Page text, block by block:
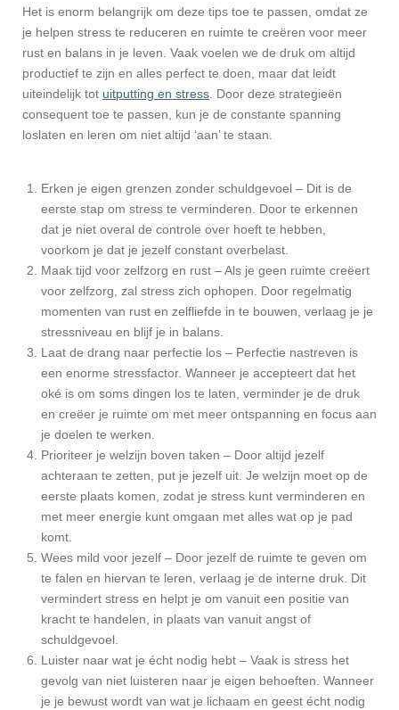
Het is enorm belangrijk om deze tips toe te passen, omdat ze
je helpen stress te reduceren en ruimte te creëren voor meer
rust en balans in je leven. Vaak voelen we de druk om altijd
productief te zijn en alles perfect te doen, maar dat leidt
uiteindelijk tot uitputting en stress . Door deze strategieën
consequent toe te passen, kun je de constante spanning
loslaten en leren om niet altijd ‘aan’ te staan.
Erken je eigen grenzen zonder schuldgevoel – Dit is de
eerste stap om stress te verminderen. Door te erkennen
dat je niet overal de controle over hoeft te hebben,
voorkom je dat je jezelf constant overbelast.
Maak tijd voor zelfzorg en rust – Als je geen ruimte creëert
voor zelfzorg, zal stress zich ophopen. Door regelmatig
momenten van rust en zelfliefde in te bouwen, verlaag je je
stressniveau en blijf je in balans.
Laat de drang naar perfectie los – Perfectie nastreven is
een enorme stressfactor. Wanneer je accepteert dat het
oké is om soms dingen los te laten, verminder je de druk
en creëer je ruimte om met meer ontspanning en focus aan
je doelen te werken.
Prioriteer je welzijn boven taken – Door altijd jezelf
achteraan te zetten, put je jezelf uit. Je welzijn moet op de
eerste plaats komen, zodat je stress kunt verminderen en
met meer energie kunt omgaan met alles wat op je pad
komt.
Wees mild voor jezelf – Door jezelf de ruimte te geven om
te falen en hiervan te leren, verlaag je de interne druk. Dit
vermindert stress en helpt je om vanuit een positie van
kracht te handelen, in plaats van vanuit angst of
schuldgevoel.
Luister naar wat je écht nodig hebt – Vaak is stress het
gevolg van niet luisteren naar je eigen behoeften. Wanneer
je je bewust wordt van wat je lichaam en geest écht nodig